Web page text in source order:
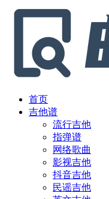
首页
吉他谱
流行吉他
指弹谱
网络歌曲
影视吉他
抖音吉他
民谣吉他